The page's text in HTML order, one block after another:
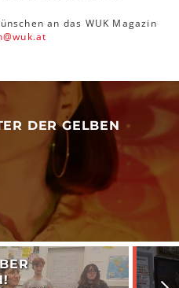
an das WUK Magazin
@wuk.at
DER GELBEN